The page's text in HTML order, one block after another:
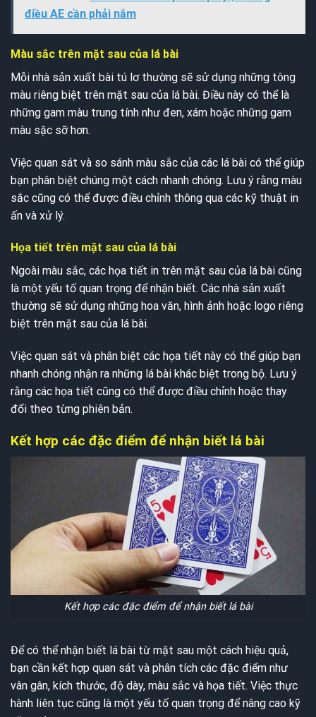
điều AE cần phải nắm
Màu sắc trên mặt sau của lá bài
Mỗi nhà sản xuất bài tú lơ thường sẽ sử dụng những tông
màu riêng biệt trên mặt sau của lá bài. Điều này có thể là
những gam màu trung tính như đen, xám hoặc những gam
màu sặc sỡ hơn.
Việc quan sát và so sánh màu sắc của các lá bài có thể giúp
bạn phân biệt chúng một cách nhanh chóng. Lưu ý rằng màu
sắc cũng có thể được điều chỉnh thông qua các kỹ thuật in
ấn và xử lý.
Họa tiết trên mặt sau của lá bài
Ngoài màu sắc, các họa tiết in trên mặt sau của lá bài cũng
là một yếu tố quan trọng để nhận biết. Các nhà sản xuất
thường sẽ sử dụng những hoa văn, hình ảnh hoặc logo riêng
biệt trên mặt sau của lá bài.
Việc quan sát và phân biệt các họa tiết này có thể giúp bạn
nhanh chóng nhận ra những lá bài khác biệt trong bộ. Lưu ý
rằng các họa tiết cũng có thể được điều chỉnh hoặc thay
đổi theo từng phiên bản.
Kết hợp các đặc điểm để nhận biết lá bài
Kết hợp các đặc điểm để nhận biết lá bài
Để có thể nhận biết lá bài từ mặt sau một cách hiệu quả,
bạn cần kết hợp quan sát và phân tích các đặc điểm như
vân gân, kích thước, độ dày, màu sắc và họa tiết. Việc thực
hành liên tục cũng là một yếu tố quan trọng để nâng cao kỹ